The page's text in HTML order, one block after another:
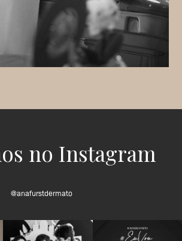
no Instagram
@anafurstdermato